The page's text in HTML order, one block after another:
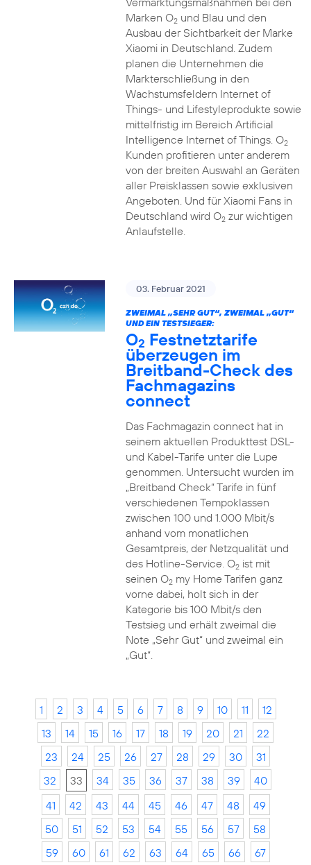
Marken O2und Blau und den
Ausbau der Sichtbarkeit der Marke
Xiaomi in Deutschland. Zudem
planen die Unternehmen die
Markterschließung in den
Wachstumsfeldern Internet of
Things- und Lifestyleprodukte sowie
mittelfristig im Bereich Artificial
Intelligence Internet of Things. O2
Kunden profitieren unter anderem
von der breiten Auswahl an Geräten
aller Preisklassen sowie exklusiven
Angeboten. Und für Xiaomi Fans in
Deutschland wird O2zur wichtigen
Anlaufstelle.
03. Februar 2021
ZWEIMAL „SEHR GUT“, ZWEIMAL „GUT“
UND EIN TESTSIEGER:
O2 Festnetztarife
überzeugen im
Breitband-Check des
Fachmagazins
connect
Das Fachmagazin connect hat in
seinem aktuellen Produkttest DSL-
und Kabel-Tarife unter die Lupe
genommen. Untersucht wurden im
„Breitband Check“ Tarife in fünf
verschiedenen Tempoklassen
zwischen 100 und 1.000 Mbit/s
anhand vom monatlichen
Gesamtpreis, der Netzqualität und
des Hotline-Service. O2ist mit
seinen O2my Home Tarifen ganz
vorne dabei, holt sich in der
Kategorie bis 100 Mbit/s den
Testsieg und erhält zweimal die
Note „Sehr Gut“ und zweimal ein
„Gut“.
1 2 3 4 5 6 7 8 9 10 11
12
13
14 15 16 17 18 19 20 21
22
23
24 25 26 27 28 29 30
31
32
33 34 35 36 37 38 39
40
41
42 43 44 45 46 47 48
49
50
51 52 53 54 55 56 57
58
59
60 61 62 63 64 65 66
67